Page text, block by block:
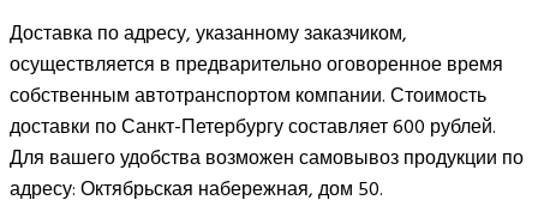
Доставка по адресу, указанному заказчиком,
осуществляется в предварительно оговоренное время
собственным автотранспортом компании. Стоимость
доставки по Санкт-Петербургу составляет 600 рублей.
Для вашего удобства возможен самовывоз продукции по
адресу: Октябрьская набережная, дом 50.